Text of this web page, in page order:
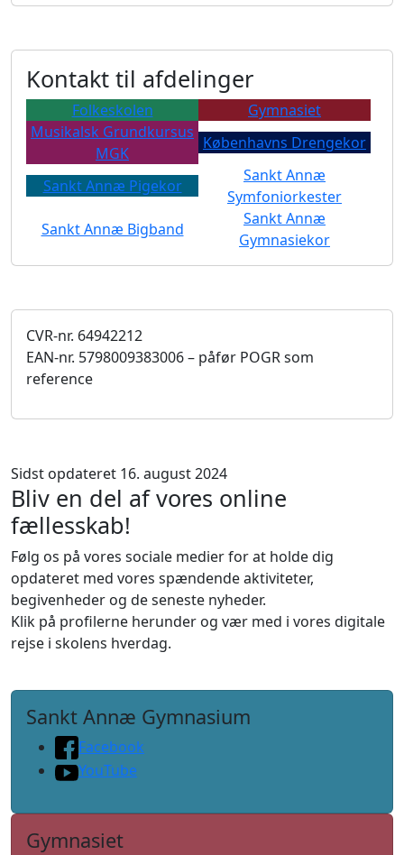
Kontakt til afdelinger
Folkeskolen
Gymnasiet
Musikalsk Grundkursus
MGK
Københavns Drengekor
Sankt Annæ Pigekor
Sankt Annæ
Symfoniorkester
Sankt Annæ Bigband
Sankt Annæ
Gymnasiekor
CVR-nr. 64942212
EAN-nr. 5798009383006 – påfør POGR som
reference
Sidst opdateret 16. august 2024
Bliv en del af vores online
fællesskab!
Følg os på vores sociale medier for at holde dig
opdateret med vores spændende aktiviteter,
begivenheder og de seneste nyheder.
Klik på profilerne herunder og vær med i vores digitale
rejse i skolens hverdag.
Sankt Annæ Gymnasium
Facebook
YouTube
Gymnasiet